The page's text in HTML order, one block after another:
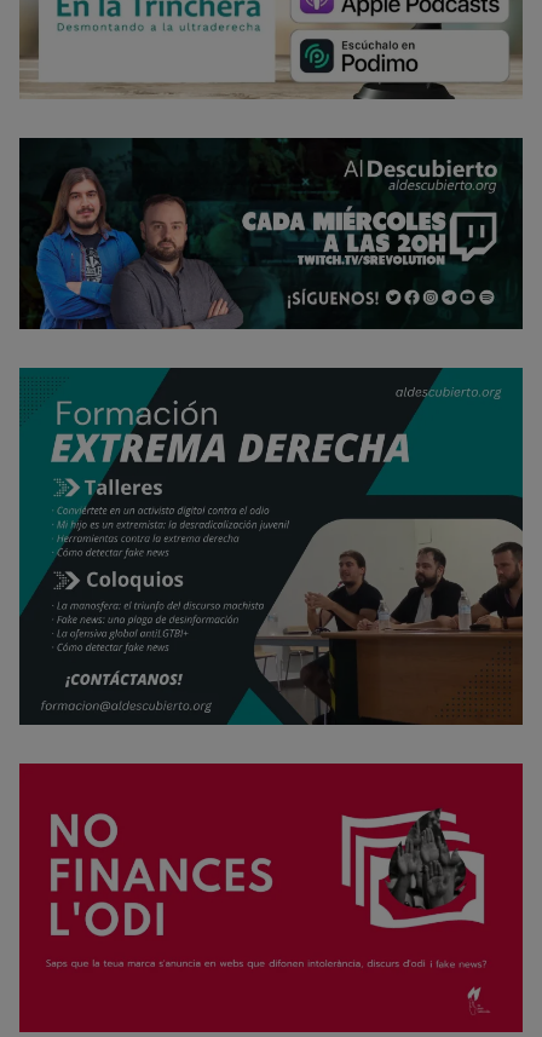
Opciones de cookies Aceptar cookies
Rechazar cookies Política de cookies